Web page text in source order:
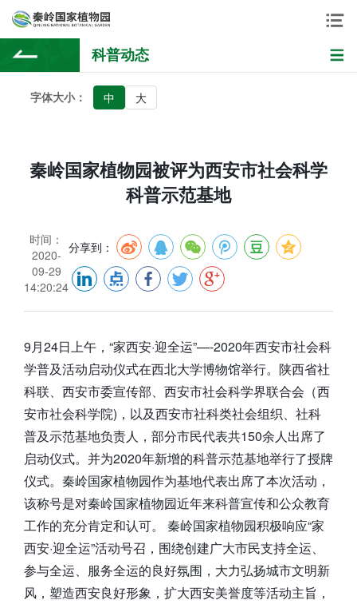
科普动态
字体大小： 中 大
秦岭国家植物园被评为西安市社会科学
科普示范基地
时间：
2020-
09-29
14:20:24
分享到：
9月24日上午，“家西安·迎全运”—-2020年西安市社会科
学普及活动启动仪式在西北大学博物馆举行。陕西省社
科联、西安市委宣传部、西安市社会科学界联合会（西
安市社会科学院)，以及西安市社科类社会组织、社科
普及示范基地负责人，部分市民代表共150余人出席了
启动仪式。并为2020年新增的科普示范基地举行了授牌
仪式。秦岭国家植物园作为基地代表出席了本次活动，
该称号是对秦岭国家植物园近年来科普宣传和公众教育
工作的充分肯定和认可。 秦岭国家植物园积极响应“家
西安·迎全运”活动号召，围绕创建广大市民支持全运、
参与全运、服务全运的良好氛围，大力弘扬城市文明新
风，塑造西安良好形象，扩大西安美誉度等活动主旨，